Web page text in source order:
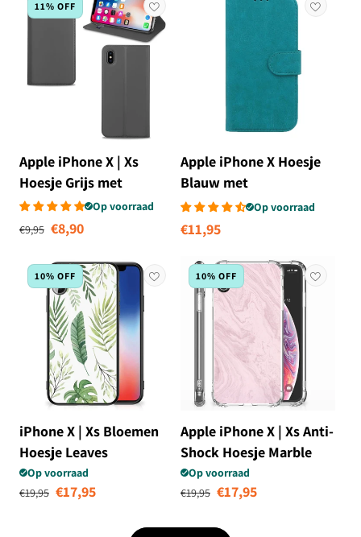
11% OFF
Apple iPhone X | Xs
Hoesje Grijs met
Pashouder Op voorraad
Normale prijs
€9,95 Aanbiedingsprijs
€8,90
Apple iPhone X Hoesje
Blauw met
PasjeshouderOp voorraad
Normale
€11,95
10% OFF
iPhone X | Xs Bloemen
Hoesje Leaves
Op voorraad
Normale prijs
€19,95 Aanbiedingsprijs
€17,95
10% OFF
Apple iPhone X | Xs Anti-
Shock Hoesje Marble
Pink - Origineel Cadeau
Vriendin
Op voorraad
Normale prijs
€19,95 €17,95